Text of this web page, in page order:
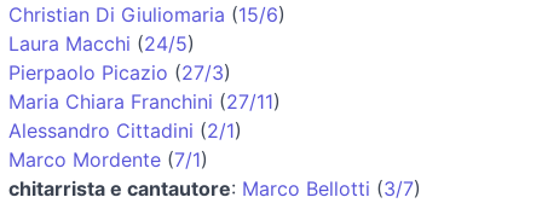
Christian Di Giuliomaria (15/6)
Laura Macchi (24/5)
Pierpaolo Picazio (27/3)
Maria Chiara Franchini (27/11)
Alessandro Cittadini (2/1)
Marco Mordente (7/1)
chitarrista e cantautore: Marco Bellotti (3/7)